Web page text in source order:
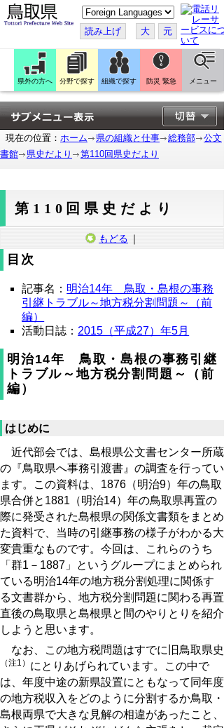
こ
の
ペ
ー
ジ
翻
訳
す
る
読み上げ 大 元
県外の方へ 分野で探す 組織で探す 防災 緊急 メニュー
現在の位置： ホーム 県の組織と仕事 総務部
公文
書館
県史だより 第110回県史だより
第110回県史だより
もどる ｜
目次
記事名： 明治14年 鳥取・島根の事務
引継トラブル～地方税分割問題～（前
編）
活動日誌： 2015（平成27）年5月
明治14年 鳥取・島根の事務引継
トラブル～地方税分割問題～（前
編）
はじめに
近代部会では、島根県公文書センター所蔵
の『鳥取県へ事務引渡書』の調査を行ってい
ます。この資料は、1876（明治9）年の鳥取
県合併と1881（明治14）年の鳥取県再置の
際に発受された島根県の関係文書類をまとめ
た資料で、当時の引継事務の様子がわかる大
変貴重なものです。今回は、これらのうち
「群1－1887」というグループにまとめられ
ている明治14年の地方税分割処理に関係す
る文書群から、地方税分割問題に関わる再置
直後の鳥取県と島根県と間のやりとりを紹介
しようと思います。
なお、この地方税問題はすでに旧鳥取県史
（注1） にとりあげられています。この中で
は、年度中途の新県設置にともなって同年度
の地方税収入をどのように分割するか鳥取・
島根両県で大きな見解の相違があったこと、